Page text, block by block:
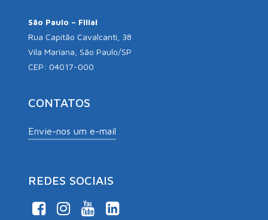
São Paulo – Filial
Rua Capitão Cavalcanti, 38
Vila Mariana, São Paulo/SP
CEP: 04017-000
CONTATOS
Envie-nos um e-mail
REDES SOCIAIS